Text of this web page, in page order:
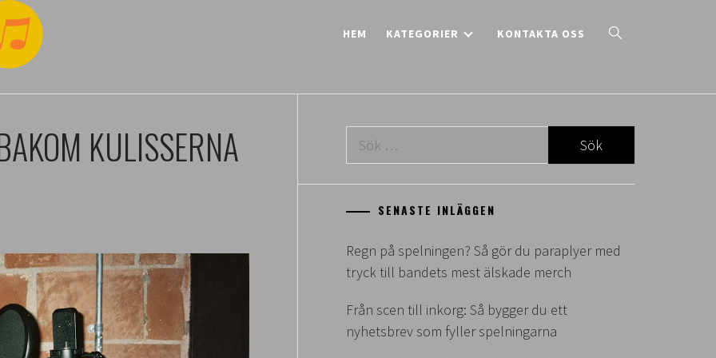
HEM KATEGORIER KONTAKTA OSS
KULISSERNA
Sök
SENASTE INLÄGGEN
Regn på spelningen? Så gör du paraplyer med
tryck till bandets mest älskade merch
Från scen till inkorg: Så bygger du ett
nyhetsbrev som fyller spelningarna